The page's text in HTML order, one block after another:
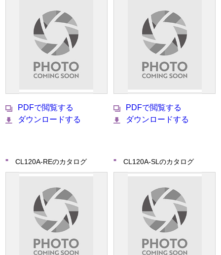
PDFで閲覧する
ダウンロードする
PDFで閲覧する
ダウンロードする
CL120A-REのカタログ CL120A-SLのカタログ